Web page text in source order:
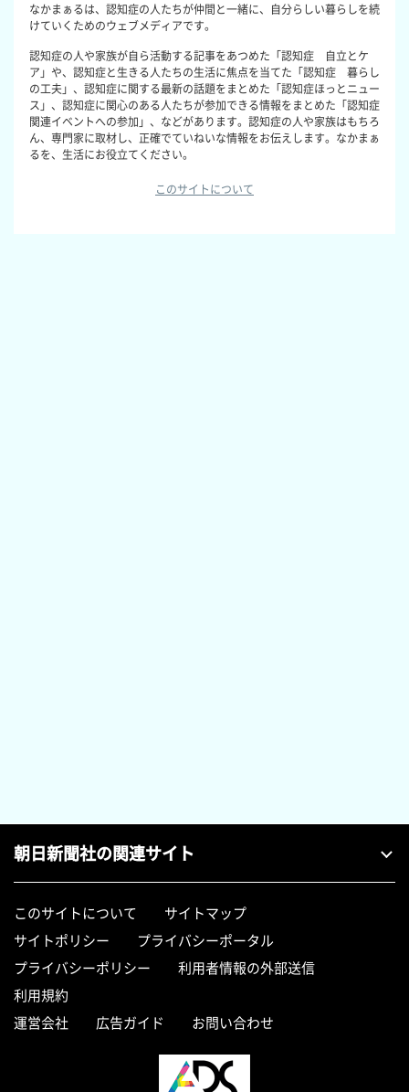
なかまぁるは、認知症の人たちが仲間と一緒に、自分らしい暮らしを続
けていくためのウェブメディアです。
認知症の人や家族が自ら活動する記事をあつめた「認知症 自立とケ
ア」や、認知症と生きる人たちの生活に焦点を当てた「認知症 暮らし
の工夫」、認知症に関する最新の話題をまとめた「認知症ほっとニュー
ス」、認知症に関心のある人たちが参加できる情報をまとめた「認知症
関連イベントへの参加」、などがあります。認知症の人や家族はもちろ
ん、専門家に取材し、正確でていねいな情報をお伝えします。なかまぁ
るを、生活にお役立てください。
このサイトについて
朝日新聞社の関連サイト
このサイトについて
サイトマップ
サイトポリシー
プライバシーポータル
プライバシーポリシー
利用者情報の外部送信
利用規約
運営会社
広告ガイド お問い合わせ